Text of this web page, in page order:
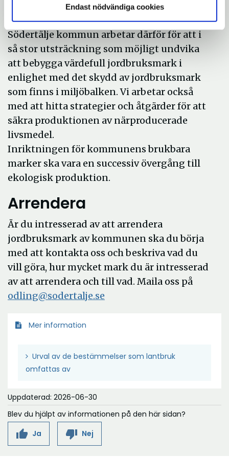
Endast nödvändiga cookies
sikt att vara ovärderlig till
livsmedelsproduktion.
Södertälje kommun arbetar därför för att i
så stor utsträckning som möjligt undvika
att bebygga värdefull jordbruksmark i
enlighet med det skydd av jordbruksmark
som finns i miljöbalken. Vi arbetar också
med att hitta strategier och åtgärder för att
säkra produktionen av närproducerade
livsmedel.
Inriktningen för kommunens brukbara
marker ska vara en successiv övergång till
ekologisk produktion.
Arrendera
Är du intresserad av att arrendera
jordbruksmark av kommunen ska du börja
med att kontakta oss och beskriva vad du
vill göra, hur mycket mark du är intresserad
av att arrendera och till vad. Maila oss på
odling@sodertalje.se
Mer information
Urval av de bestämmelser som lantbruk
omfattas av
Uppdaterad: 2026-06-30
Blev du hjälpt av informationen på den här sidan?
thumb_up Ja thumb_down Nej